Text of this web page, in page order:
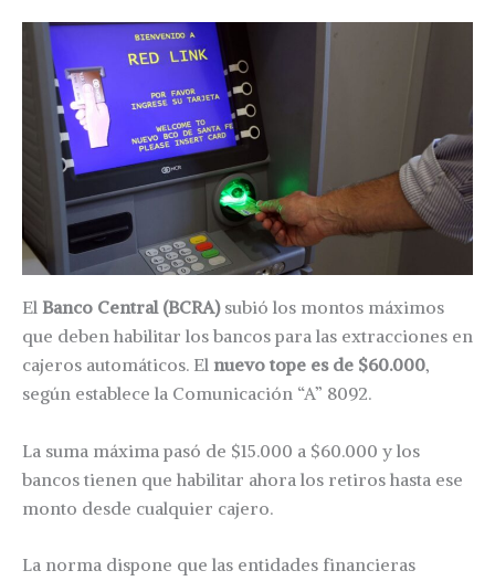
El Banco Central (BCRA)subió los montos máximos
que deben habilitar los bancos para las extracciones en
cajeros automáticos. El nuevo tope es de $60.000,
según establece la Comunicación “A” 8092.
La suma máxima pasó de $15.000 a $60.000 y los
bancos tienen que habilitar ahora los retiros hasta ese
monto desde cualquier cajero.
La norma dispone que las entidades financieras